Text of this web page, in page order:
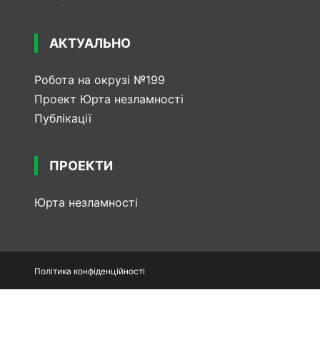
АКТУАЛЬНО
Робота на окрузі №199
Проект Юрта незламності
Публікації
ПРОЕКТИ
Юрта незламності
Політика конфіденційності